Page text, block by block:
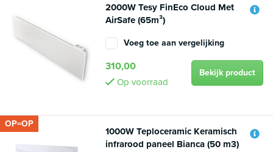
2000W Tesy FinEco Cloud Met
AirSafe (65m³)
Voeg toe aan vergelijking
310,00
Op voorraad
Bekijk product
OP=OP
1000W Teploceramic Keramisch
infrarood paneel Bianca (50 m3)